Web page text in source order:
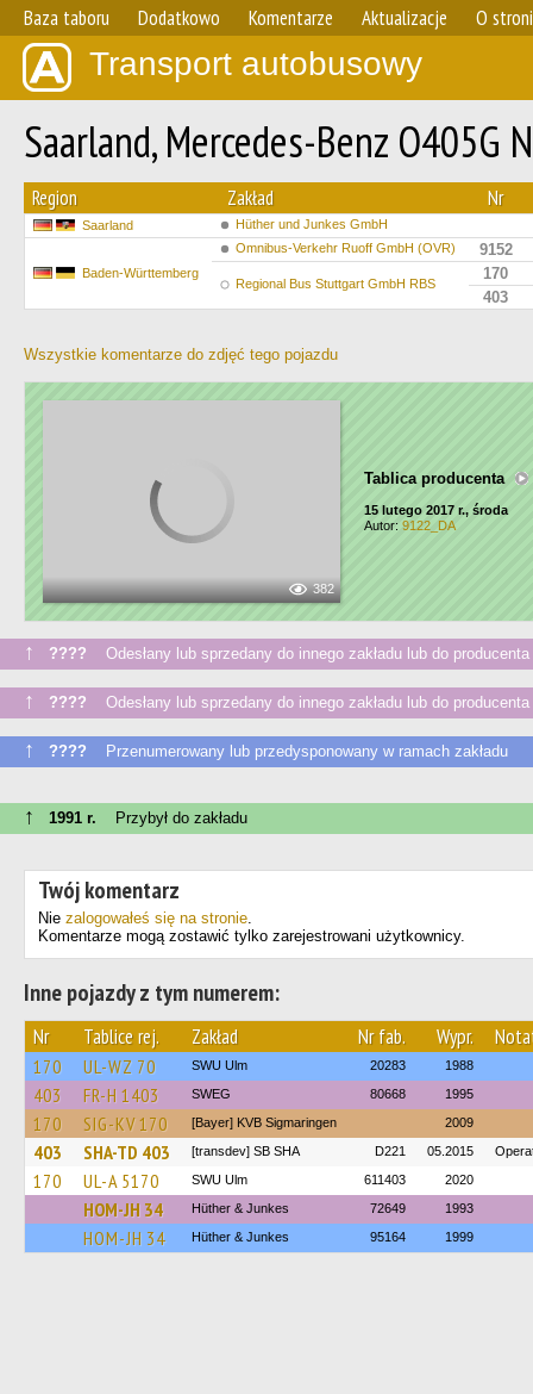
Baza taboru Dodatkowo Komentarze Aktualizacje O
Transport autobusowy
Saarland, Mercedes-Benz O405G
Region Zakład Nr
Saarland Hüther und Junkes GmbH
Baden-Württemberg
Omnibus-Verkehr Ruoff GmbH (OVR) 9152
Regional Bus Stuttgart GmbH RBS
170
403
Wszystkie komentarze do zdjęć tego pojazdu
382
Tablica producenta
15 lutego 2017 r., środa
Autor: 9122_DA
↑ ???? Odesłany lub sprzedany do innego zakładu lub do producenta
↑ ???? Odesłany lub sprzedany do innego zakładu lub do producenta
↑ ???? Przenumerowany lub przedysponowany w ramach zakładu
↑ 1991 r. Przybył do zakładu
Twój komentarz
Nie zalogowałeś się na stronie.
Komentarze mogą zostawić tylko zarejestrowani użytkownicy.
Inne pojazdy z tym numerem:
Nr Tablice rej. Zakład Nr fab. Wypr.
170 UL-WZ 70 SWU Ulm 20283 1988
403 FR-H 1403 SWEG 80668 1995
170 SIG-KV 170 [Bayer] KVB Sigmaringen 2009
403 SHA-TD 403 [transdev] SB SHA D221 05.2015
170 UL-A 5170 SWU Ulm 611403 2020
HOM-JH 34 Hüther & Junkes 72649 1993
HOM-JH 34 Hüther & Junkes 95164 1999